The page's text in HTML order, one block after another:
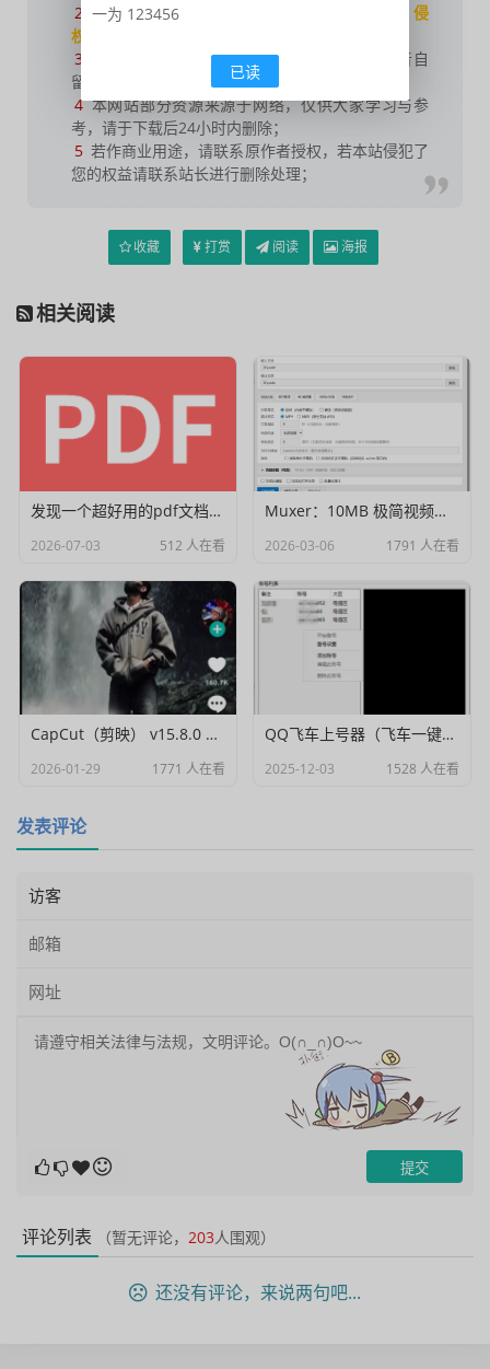
2 可能会帮助到你：
侵
权删除
3
修改版本安卓及电脑软件，
为修改者自
留，
，注意鉴别；
4本网站部分资源来源于网络，仅供大家学习与参
考，请于下载后24小时内删除；
5 若作商业用途，请联系原作者授权，若本站侵犯了
您的权益请联系站长进行删除处理；
收藏 打赏 阅读 海报
相关阅读
发现一个超好用的pdf文档编辑器
2026-07-03 512 人在看
Muxer：10MB 极简视频字幕批量封装工具 (单文件/绿色版)
2026-03-06 1791 人在看
CapCut（剪映） v15.8.0 国际高级会员解锁破解版
2026-01-29 1771 人在看
QQ飞车上号器（飞车一键登号器）V1.0
2025-12-03 1528 人在看
发表评论
评论列表 （暂无评论， 203人围观）
还没有评论，来说两句吧...
一为 123456
已读